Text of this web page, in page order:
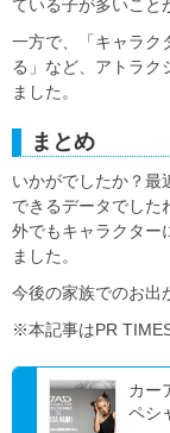
ている子が多いこと
一方で、「キャラク
る」など、アトラク
ました。
まとめ
いかがでしたか？最
できるデータでした
外でもキャラクター
ました。
今後の家族でのお出
※本記事はPR
カー
ペシ